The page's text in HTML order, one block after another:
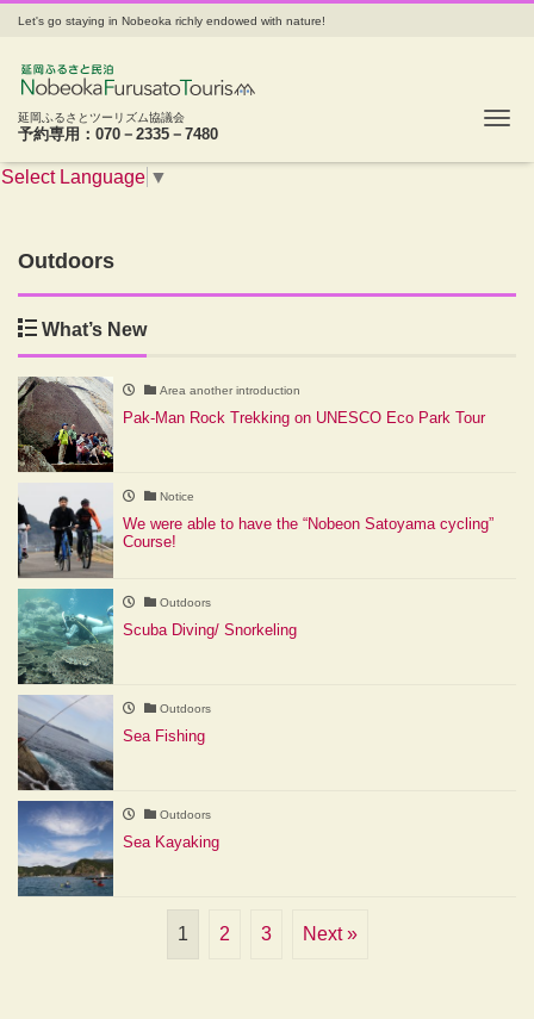
Let's go staying in Nobeoka richly endowed with nature!
延岡ふるさとツーリズム協議会
予約専用：070－2335－7480
Select Language ▼
Outdoors
What’s New
Area another introduction
Pak-Man Rock Trekking on UNESCO Eco Park Tour
Notice
We were able to have the “Nobeon Satoyama cycling”
Course!
Outdoors
Scuba Diving/ Snorkeling
Outdoors
Sea Fishing
Outdoors
Sea Kayaking
1 2 3 Next »